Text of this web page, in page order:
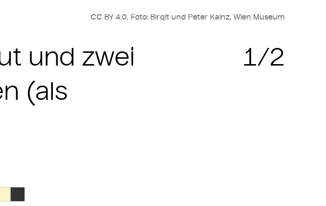
und zwei
(als
1/2
CC BY 4.0, Foto: Birgit und Peter Kainz, Wien Museum